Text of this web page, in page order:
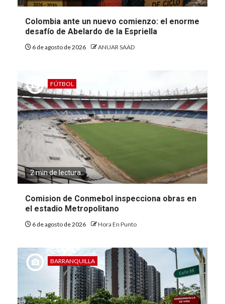
Colombia ante un nuevo comienzo: el enorme
desafío de Abelardo de la Espriella
6 de agosto de 2026 ANUAR SAAD
FÚTBOL
2 min de lectura
Comision de Conmebol inspecciona obras en
el estadio Metropolitano
6 de agosto de 2026 Hora En Punto
BARRANQUILLA